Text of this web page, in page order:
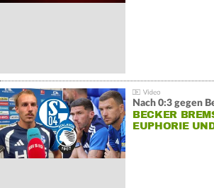
Nach 0:3 gegen
BECKER
EUPHORIE